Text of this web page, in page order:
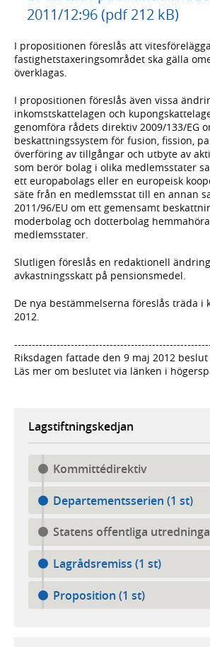
2011/12:96 (pdf 212 kB)
I propositionen föreslås att
fastighetstaxeringsområdet ska gälla
överklagas.
I propositionen föreslås även vissa
inkomstskattelagen och
genomföra rådets direktiv 2009/133/EG
beskattningssystem för fusion, fission,
överföring av tillgångar och utbyte av
som berör bolag i olika medlemsstater
ett europabolags eller en europeisk
säte från en medlemsstat till en annan
2011/96/EU om ett gemensamt
moderbolag och dotterbolag
medlemsstater.
Slutligen föreslås en redaktionell
avkastningsskatt på pensionsmedel.
De nya bestämmelserna föreslås träda i
2012.
Riksdagen fattade den 9 maj 2012
Läs mer om beslutet via länken i
Lagstiftningskedjan
Kommittédirektiv
Departementsserien (1 st)
Statens offentliga
Lagrådsremiss (1 st)
Proposition (1 st)